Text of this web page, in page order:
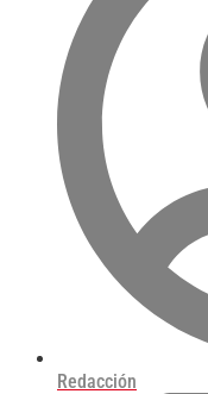
Redacción